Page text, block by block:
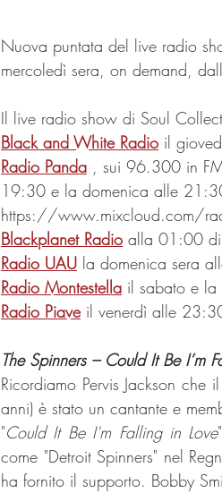
Nuova puntata del live radio
mercoledì sera, on demand,
Il live radio show di Soul
Black and White Radio il
Radio Panda , sui 96.300 in
19:30 e la domenica alle
https://www.mixcloud.com/
Blackplanet Radio alla 01:00 di
Radio UAU la domenica sera
Radio Montestella il sabato e
Radio Piave il venerdì alle
The Spinners – Could It Be I’m
Ricordiamo Pervis Jackson
anni) è stato un cantante e
"Could It Be I'm Falling in Love
come "Detroit Spinners" nel
ha fornito il supporto. Bobby